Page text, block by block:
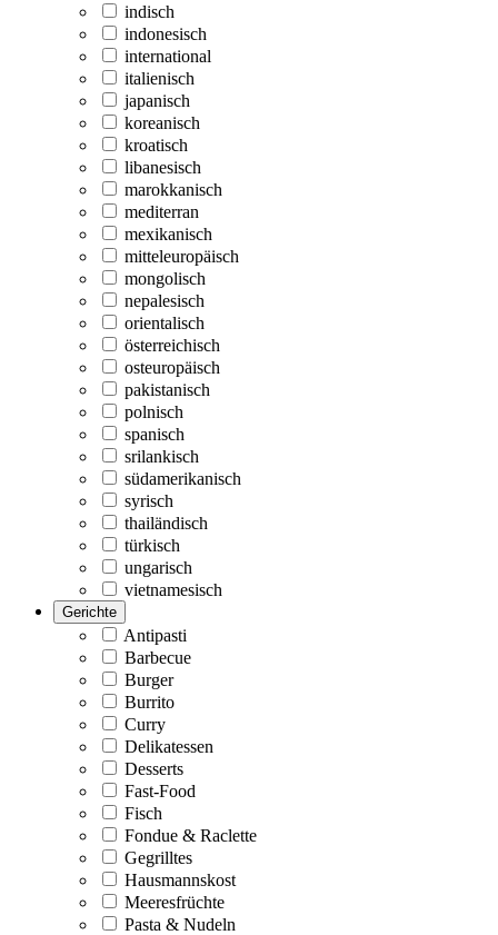
indisch
indonesisch
international
italienisch
japanisch
koreanisch
kroatisch
libanesisch
marokkanisch
mediterran
mexikanisch
mitteleuropäisch
mongolisch
nepalesisch
orientalisch
österreichisch
osteuropäisch
pakistanisch
polnisch
spanisch
srilankisch
südamerikanisch
syrisch
thailändisch
türkisch
ungarisch
vietnamesisch
Gerichte
Antipasti
Barbecue
Burger
Burrito
Curry
Delikatessen
Desserts
Fast-Food
Fisch
Fondue & Raclette
Gegrilltes
Hausmannskost
Meeresfrüchte
Pasta & Nudeln